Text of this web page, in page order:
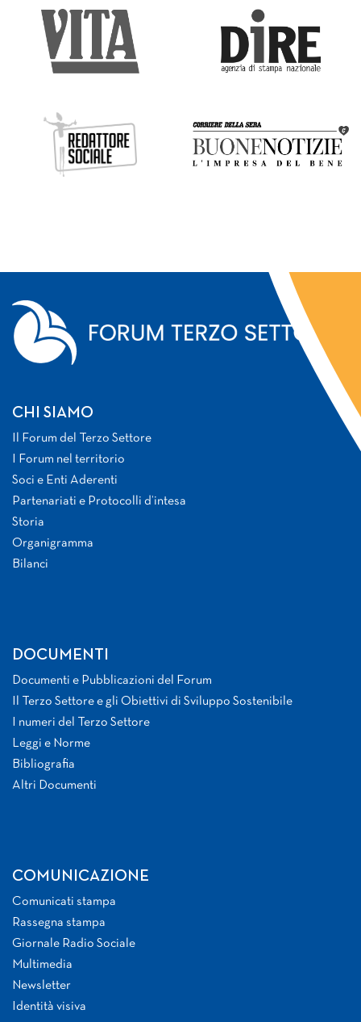
CHI SIAMO
Il Forum del Terzo Settore
I Forum nel territorio
Soci e Enti Aderenti
Partenariati e Protocolli d’intesa
Storia
Organigramma
Bilanci
DOCUMENTI
Documenti e Pubblicazioni del Forum
Il Terzo Settore e gli Obiettivi di Sviluppo Sostenibile
I numeri del Terzo Settore
Leggi e Norme
Bibliografia
Altri Documenti
COMUNICAZIONE
Comunicati stampa
Rassegna stampa
Giornale Radio Sociale
Multimedia
Newsletter
Identità visiva